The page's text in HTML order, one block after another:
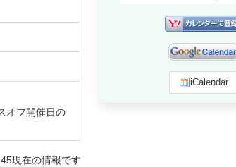
オフ開催日の
現在の情報です
iCalendar